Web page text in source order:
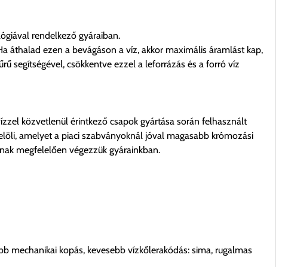
rendelkező gyáraiban.
áthalad ezen a bevágáson a víz, akkor maximális áramlást kap,
segítségével, csökkentve ezzel a leforrázás és a forró víz
közvetlenül érintkező csapok gyártása során felhasznált
amelyet a piaci szabványoknál jóval magasabb krómozási
megfelelően végezzük gyárainkban.
kopás, kevesebb vízkőlerakódás: sima, rugalmas